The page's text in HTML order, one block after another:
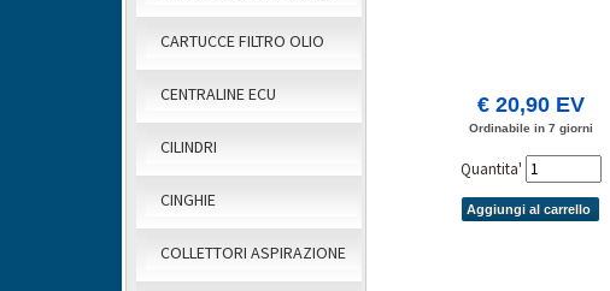
CARTUCCE FILTRO OLIO
CENTRALINE ECU
CILINDRI
CINGHIE
COLLETTORI ASPIRAZIONE
€ 20,90 EV
Ordinabile in 7 giorni
Quantita'
Aggiungi al carrello